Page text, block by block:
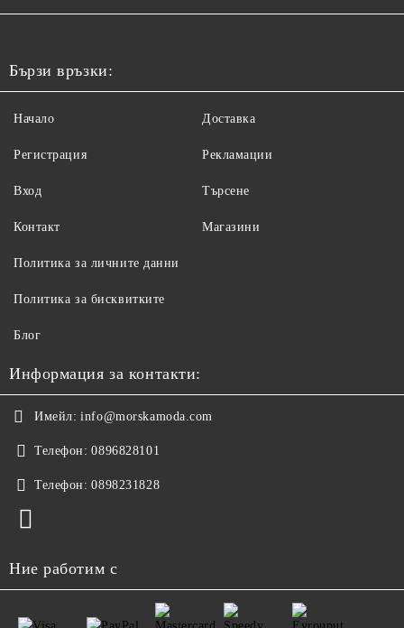
Бързи връзки:
Начало
Регистрация
Вход
Контакт
Доставка
Рекламации
Търсене
Магазини
Политика за личните данни
Политика за бисквитките
Блог
Информация за контакти:
Имейл: info@morskamoda.com
Телефон: 0896828101
Телефон: 0898231828
Ние работим с